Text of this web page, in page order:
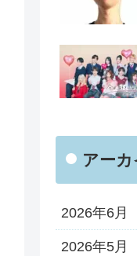
アー
2026年6月
2026年5月